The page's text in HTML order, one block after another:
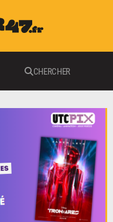
CHERCHER